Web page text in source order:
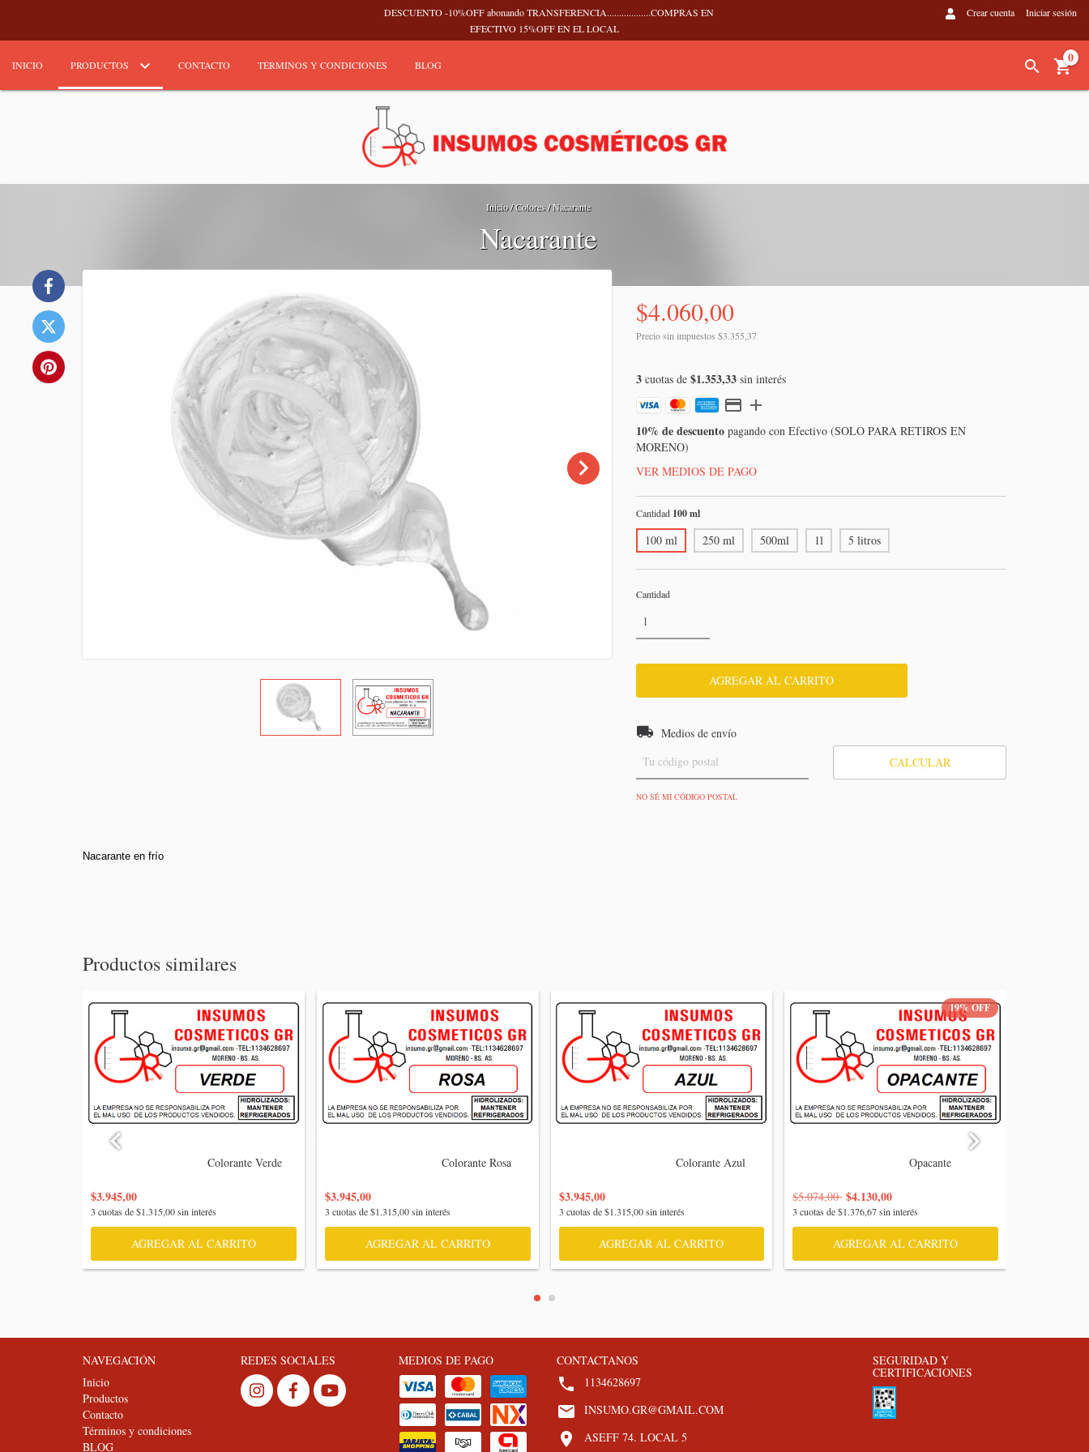
DESCUENTO -10%OFF abonando TRANSFERENCIA..................COMPRAS EN
EFECTIVO 15%OFF EN EL LOCAL
Crear cuenta Iniciar sesión
INICIO PRODUCTOS CONTACTO TÉRMINOS Y CONDICIONES BLOG 0
Inicio/Colores/Nacarante
Nacarante
$4.060,00
Precio sin impuestos $3.355,37
3cuotas de $1.353,33sin interés
10% de descuentopagando con Efectivo (SOLO PARA RETIROS EN
MORENO)
VER MEDIOS DE PAGO
Cantidad 100 ml
100 ml 250 ml 500ml 1l 5 litros
Cantidad
Entregas para el CP:
Medios de envío
CALCULAR
NO SÉ MI CÓDIGO POSTAL
Nacarante en frío
Productos similares
$3.945,00
3 cuotas de$1.315,00sin interés
AGREGAR AL CARRITO
$3.945,00
3 cuotas de$1.315,00sin interés
AGREGAR AL CARRITO
$3.945,00
3 cuotas de$1.315,00sin interés
AGREGAR AL CARRITO
19%OFF
                                    Opacante
$5.074,00 $4.130,00
3 cuotas de$1.376,67sin interés
AGREGAR AL CARRITO
NAVEGACIÓN
Inicio
Productos
Contacto
Términos y condiciones
BLOG
REDES SOCIALES MEDIOS DE PAGO
CONTACTANOS
1134628697
INSUMO.GR@GMAIL.COM
ASEFF 74. LOCAL 5
SEGURIDAD Y
CERTIFICACIONES